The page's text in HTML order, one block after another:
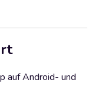
auf Android- und